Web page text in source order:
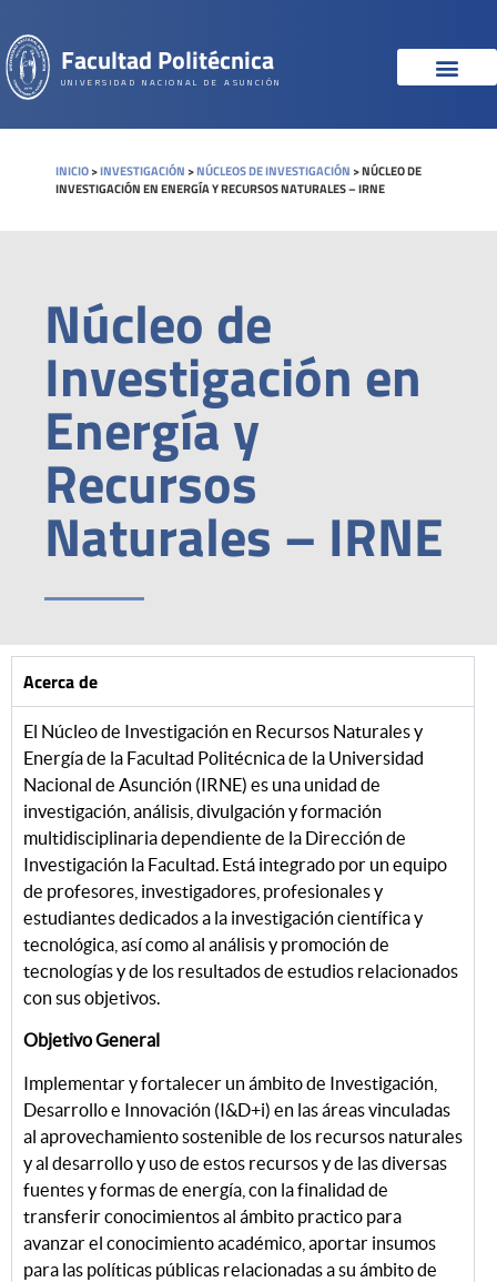
Facultad Politécnica
UNIVERSIDAD NACIONAL DE ASUNCIÓN
INICIO>INVESTIGACIÓN >NÚCLEOS DE INVESTIGACIÓN >NÚCLEO DE
INVESTIGACIÓN EN ENERGÍA Y RECURSOS NATURALES – IRNE
Núcleo de
Investigación en
Energía y
Recursos
Naturales – IRNE
Acerca de
El Núcleo de Investigación en Recursos Naturales y
Energía de la Facultad Politécnica de la Universidad
Nacional de Asunción (IRNE) es una unidad de
investigación, análisis, divulgación y formación
multidisciplinaria dependiente de la Dirección de
Investigación la Facultad. Está integrado por un equipo
de profesores, investigadores, profesionales y
estudiantes dedicados a la investigación científica y
tecnológica, así como al análisis y promoción de
tecnologías y de los resultados de estudios relacionados
con sus objetivos.
Objetivo General
Implementar y fortalecer un ámbito de Investigación,
Desarrollo e Innovación (I&D+i) en las áreas vinculadas
al aprovechamiento sostenible de los recursos naturales
y al desarrollo y uso de estos recursos y de las diversas
fuentes y formas de energía, con la finalidad de
transferir conocimientos al ámbito practico para
avanzar el conocimiento académico, aportar insumos
para las políticas públicas relacionadas a su ámbito de